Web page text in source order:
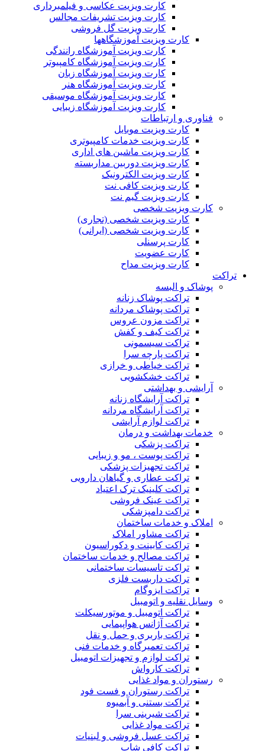
کارت ویزیت عکاسی و فیلمبرداری
کارت ویزیت تشریفات مجالس
کارت ویزیت گل فروشی
کارت ویزیت آموزشگاهها
کارت ویزیت آموزشگاه رانندگی
کارت ویزیت آموزشگاه کامپیوتر
کارت ویزیت آموزشگاه زبان
کارت ویزیت آموزشگاه هنر
کارت ویزیت آموزشگاه موسیقی
کارت ویزیت آموزشگاه زیبایی
فناوری و ارتباطات
کارت ویزیت موبایل
کارت ویزیت خدمات کامپیوتری
کارت ویزیت ماشین های اداری
کارت ویزیت دوربین مداربسته
کارت ویزیت الکترونیک
کارت ویزیت کافی نت
کارت ویزیت گیم نت
کارت ویزیت شخصی
کارت ویزیت شخصی (تجاری)
کارت ویزیت شخصی (ایرانی)
کارت پرسنلی
کارت عضویت
کارت ویزیت مداح
تراکت
پوشاک و البسه
تراکت پوشاک زنانه
تراکت پوشاک مردانه
تراکت مزون عروس
تراکت کیف و کفش
تراکت سیسمونی
تراکت پارچه سرا
تراکت خیاطی و خرازی
تراکت خشکشویی
آرایشی و بهداشتی
تراکت آرایشگاه زنانه
تراکت آرایشگاه مردانه
تراکت لوازم آرایشی
خدمات بهداشت و درمان
تراکت پزشکی
تراکت پوست ، مو و زیبایی
تراکت تجهیزات پزشکی
تراکت عطاری و گیاهان دارویی
تراکت کلینیک ترک اعتیاد
تراکت عینک فروشی
تراکت دامپزشکی
املاک و خدمات ساختمان
تراکت مشاور املاک
تراکت کابینت و دکوراسیون
تراکت مصالح و خدمات ساختمان
تراکت تاسیسات ساختمانی
تراکت داربست فلزی
تراکت ایزوگام
وسایل نقلیه و اتومبیل
تراکت اتومبیل و موتورسیکلت
تراکت آژانس هواپیمایی
تراکت باربری و حمل و نقل
تراکت تعمیرگاه و خدمات فنی
تراکت لوازم و تجهیزات اتومبیل
تراکت کارواش
رستوران و مواد غذایی
تراکت رستوران و فست فود
تراکت بستنی و آبمیوه
تراکت شیرینی سرا
تراکت مواد غذایی
تراکت عسل فروشی و لبنیات
تراکت کافی شاپ